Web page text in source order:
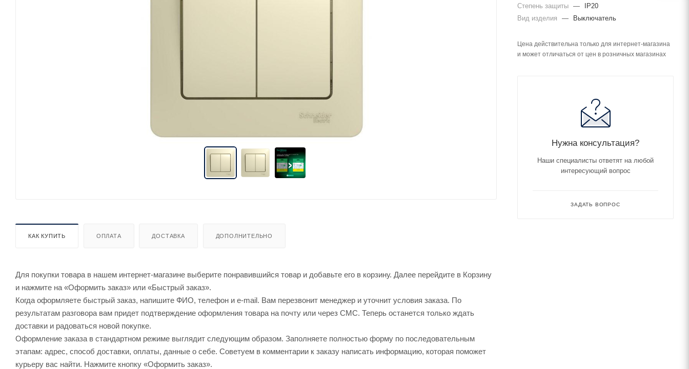
КАК КУПИТЬ ОПЛАТА ДОСТАВКА ДОПОЛНИТЕЛЬНО
Для покупки товара в нашем интернет-магазине выберите понравившийся товар и добавьте его в корзину. Далее перейдите в Корзину
и нажмите на «Оформить заказ» или «Быстрый заказ».
Когда оформляете быстрый заказ, напишите ФИО, телефон и e-mail. Вам перезвонит менеджер и уточнит условия заказа. По
результатам разговора вам придет подтверждение оформления товара на почту или через СМС. Теперь останется только ждать
доставки и радоваться новой покупке.
Оформление заказа в стандартном режиме выглядит следующим образом. Заполняете полностью форму по последовательным
этапам: адрес, способ доставки, оплаты, данные о себе. Советуем в комментарии к заказу написать информацию, которая поможет
курьеру вас найти. Нажмите кнопку «Оформить заказ».
Степень защиты —
IP20
Вид изделия
— Выключатель
Цена действительна только для интернет-магазина
и может отличаться от цен в розничных магазинах
Нужна консультация?
Наши специалисты ответят на любой
интересующий вопрос
ЗАДАТЬ ВОПРОС